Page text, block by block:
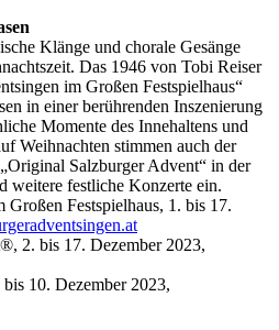
Klänge und chorale Gesänge
Das 1946 von Tobi Reiser
im Großen Festspielhaus“
in einer berührenden Inszenierung
Momente des Innehaltens und
Weihnachten stimmen auch der
Salzburger Advent“ in der
weitere festliche Konzerte ein.
Festspielhaus, 1. bis 17.
2. bis 17. Dezember 2023,
10. Dezember 2023,